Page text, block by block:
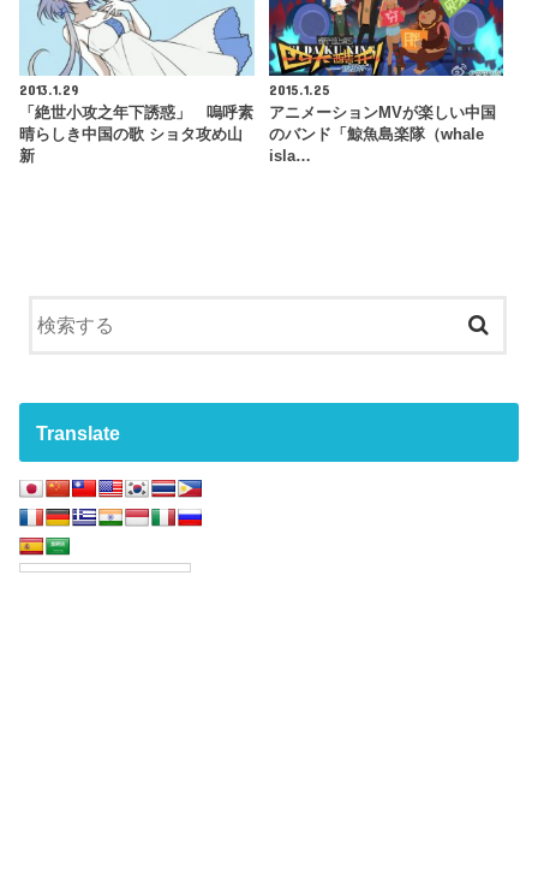
2013.1.29
「絶世小攻之年下誘惑」 嗚呼素
晴らしき中国の歌 ショタ攻め山
新
2015.1.25
アニメーションMVが楽しい中国
のバンド「鯨魚島楽隊（whale
isla…
Translate